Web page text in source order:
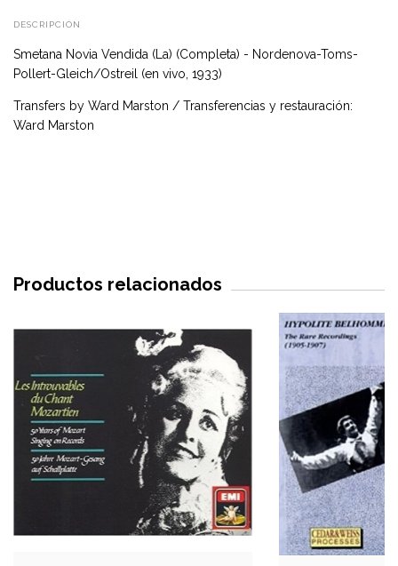
DESCRIPCIÓN
Smetana Novia Vendida (La) (Completa) - Nordenova-Toms-
Pollert-Gleich/Ostreil (en vivo, 1933)
Transfers by Ward Marston / Transferencias y restauración:
Ward Marston
Productos relacionados